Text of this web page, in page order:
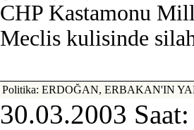
CHP Kastamonu
Meclis kulisinde
Politika: ERDOĞAN, ERBAKAN'IN
30.03.2003